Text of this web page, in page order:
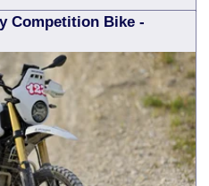
Competition Bike -